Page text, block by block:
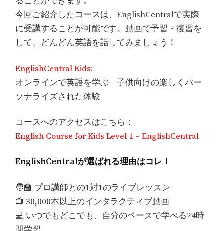
今回ご紹介したコースは、EnglishCentralで実際
に受講することが可能です。動画で予習・復習を
して、どんどん英語を話してみましょう！
EnglishCentral Kids:
オンラインで英語を学ぶ – 子供向けの楽しくパー
ソナライズされた体験
コースへのアクセスはこちら：
English Course for Kids Level 1 – EnglishCentral
EnglishCentralが選ばれる理由はコレ！
🧑‍🏫 プロ講師との1対1のライブレッスン
📺 30,000本以上のインタラクティブ動画
💻 いつでもどこでも、自分のペースで学べる24時